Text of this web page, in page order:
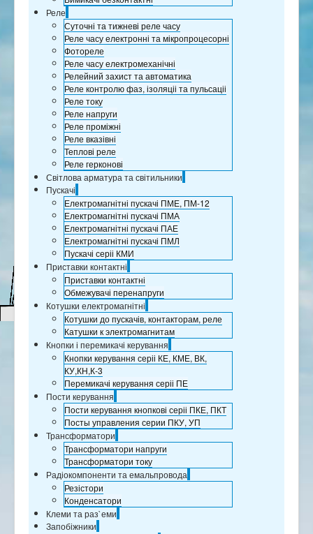
Розрахунок відстаней
Реле
Суточні та тижневі реле часу
Реле часу електронні та мікропроцесорні
Фотореле
Реле часу електромеханічні
Релейний захист та автоматика
Реле контролю фаз, ізоляціі та пульсаціі
Реле току
Реле напруги
Реле проміжні
Реле вказівні
Теплові реле
Реле герконові
Світлова арматура та світильники
Пускачі
Електромагнітні пускачі ПМЕ, ПМ-12
Електромагнітні пускачі ПМА
Електромагнітні пускачі ПАЕ
Електромагнітні пускачі ПМЛ
Пускачі серіі КМИ
Приставки контактні
Приставки контактні
Обмежувачі перенапруги
Котушки електромагнітні
Котушки до пускачів, контакторам, реле
Катушки к электромагнитам
Кнопки і перемикачі керування
Кнопки керування серіі КЕ, КМЕ, ВК,
КУ,КН,К-3
Перемикачі керування серіі ПЕ
Пости керування
Пости керування кнопкові серіі ПКЕ, ПКТ
Посты управления серии ПКУ, УП
Трансформатори
Трансформатори напруги
Трансформатори току
Радіокомпоненти та емальпровода
Резістори
Конденсатори
Клеми та раз`еми
Запобіжники